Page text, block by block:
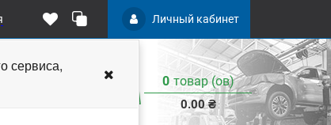
сервиса,
Личный кабинет
0 товар (ов)
0.00 ₴